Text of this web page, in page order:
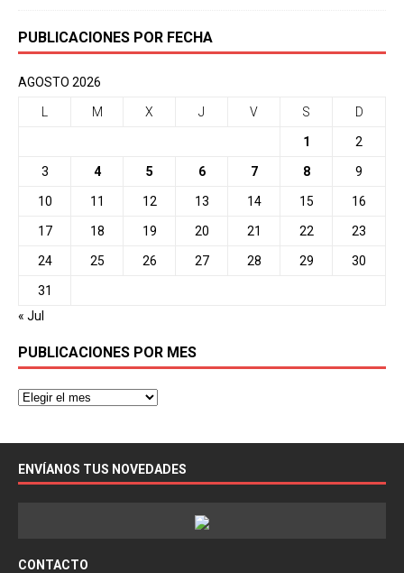
PUBLICACIONES POR FECHA
AGOSTO 2026
M X J V S D
1 2
3 4 5 6 7 8 9
10 11 12 13 14 15 16
17 18 19 20 21 22 23
24 25 26 27 28 29 30
31
« Jul
PUBLICACIONES POR MES
ENVÍANOS TUS NOVEDADES
CONTACTO